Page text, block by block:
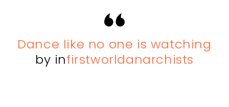
Dance like no one is watching
by infirstworldanarchists